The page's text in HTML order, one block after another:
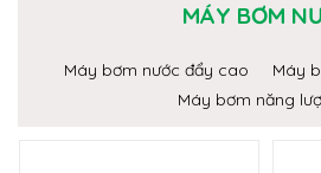
MÁY BƠM
Máy bơm nước đẩy cao
Máy
Máy bơm năng